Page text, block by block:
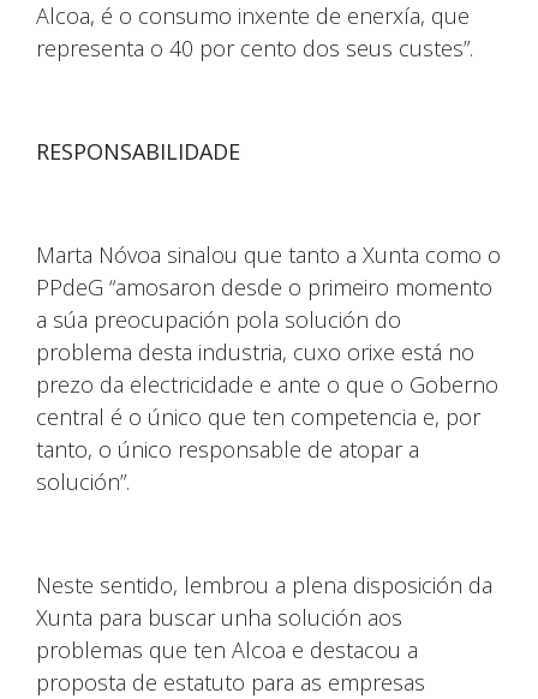
Alcoa, é o consumo inxente de enerxía, que
representa o 40 por cento dos seus custes”.
RESPONSABILIDADE
Marta Nóvoa sinalou que tanto a Xunta como o
PPdeG “amosaron desde o primeiro momento
a súa preocupación pola solución do
problema desta industria, cuxo orixe está no
prezo da electricidade e ante o que o Goberno
central é o único que ten competencia e, por
tanto, o único responsable de atopar a
solución”.
Neste sentido, lembrou a plena disposición da
Xunta para buscar unha solución aos
problemas que ten Alcoa e destacou a
proposta de estatuto para as empresas